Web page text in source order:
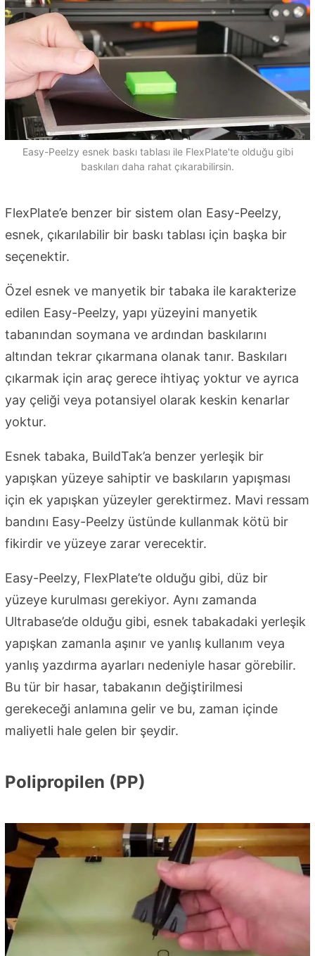
Easy-Peelzy esnek baskı tablası ile FlexPlate'te olduğu gibi
baskıları daha rahat çıkarabilirsin.
FlexPlate’e benzer bir sistem olan Easy-Peelzy,
esnek, çıkarılabilir bir baskı tablası için başka bir
seçenektir.
Özel esnek ve manyetik bir tabaka ile karakterize
edilen Easy-Peelzy, yapı yüzeyini manyetik
tabanından soymana ve ardından baskılarını
altından tekrar çıkarmana olanak tanır. Baskıları
çıkarmak için araç gerece ihtiyaç yoktur ve ayrıca
yay çeliği veya potansiyel olarak keskin kenarlar
yoktur.
Esnek tabaka, BuildTak’a benzer yerleşik bir
yapışkan yüzeye sahiptir ve baskıların yapışması
için ek yapışkan yüzeyler gerektirmez. Mavi ressam
bandını Easy-Peelzy üstünde kullanmak kötü bir
fikirdir ve yüzeye zarar verecektir.
Easy-Peelzy, FlexPlate’te olduğu gibi, düz bir
yüzeye kurulması gerekiyor. Aynı zamanda
Ultrabase’de olduğu gibi, esnek tabakadaki yerleşik
yapışkan zamanla aşınır ve yanlış kullanım veya
yanlış yazdırma ayarları nedeniyle hasar görebilir.
Bu tür bir hasar, tabakanın değiştirilmesi
gerekeceği anlamına gelir ve bu, zaman içinde
maliyetli hale gelen bir şeydir.
Polipropilen (PP)